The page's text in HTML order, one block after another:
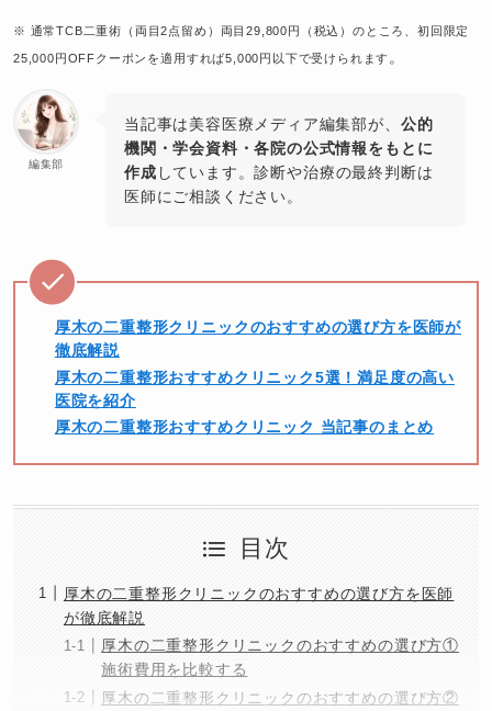
※ 通常TCB二重術（両目2点留め）両目29,800円（税込）のところ、初回限定
25,000円OFFクーポンを適用すれば5,000円以下で受けられます 。
編集部
当記事は美容医療メディア編集部が、 公的
機関・学会資料・各院の公式情報をもとに
作成 しています。診断や治療の最終判断は
医師にご相談ください。
厚木の二重整形クリニックのおすすめの選び方を医師が
徹底解説
厚木の二重整形おすすめクリニック5選！満足度の高い
医院を紹介
厚木の二重整形おすすめクリニック 当記事のまとめ
目次
厚木の二重整形クリニックのおすすめの選び方を医師
が徹底解説
厚木の二重整形クリニックのおすすめの選び方①
施術費用を比較する
厚木の二重整形クリニックのおすすめの選び方②